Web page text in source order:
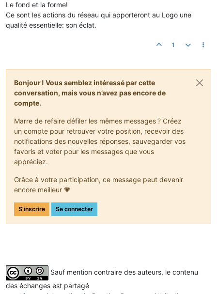
Le fond et la forme!
Ce sont les actions du réseau qui apporteront au Logo une
qualité essentielle: son éclat.
1
Bonjour ! Vous semblez intéressé par cette
conversation, mais vous n’avez pas encore de
compte.
Marre de refaire défiler les mêmes messages ? Créez
un compte pour retrouver votre position, recevoir des
notifications des nouvelles réponses, sauvegarder vos
favoris et voter pour les messages que vous
appréciez.
Grâce à votre participation, ce message peut devenir
encore meilleur 💗
S'inscrire Se connecter
Sauf mention contraire des auteurs, le contenu
des échanges est partagé